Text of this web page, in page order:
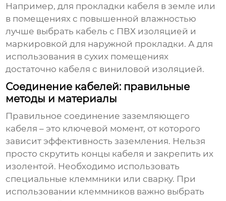
Например, для прокладки кабеля в земле или
в помещениях с повышенной влажностью
лучше выбрать кабель с ПВХ изоляцией и
маркировкой для наружной прокладки. А для
использования в сухих помещениях
достаточно кабеля с виниловой изоляцией.
Соединение кабелей: правильные
методы и материалы
Правильное соединениезаземляющего
кабеля – это ключевой момент, от которого
зависит эффективность заземления. Нельзя
просто скрутить концы кабеля и закрепить их
изолентой. Необходимо использовать
специальные клеммники или сварку. При
использовании клеммников важно выбрать